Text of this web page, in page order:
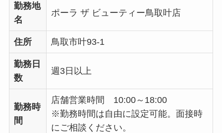
勤務地
名
ポーラ ザ ビューティー鳥取叶店
住所 鳥取市叶93-1
勤務日
数
週3日以上
勤務時
間
店舗営業時間 10:00～18:00
※勤務時間は自由に設定可能。面接時
にご相談ください。